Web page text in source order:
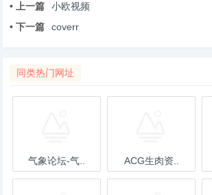
• 上一篇
小欧视频
• 下一篇
coverr
同类热门网址
气象论坛-气.. ACG生肉资..